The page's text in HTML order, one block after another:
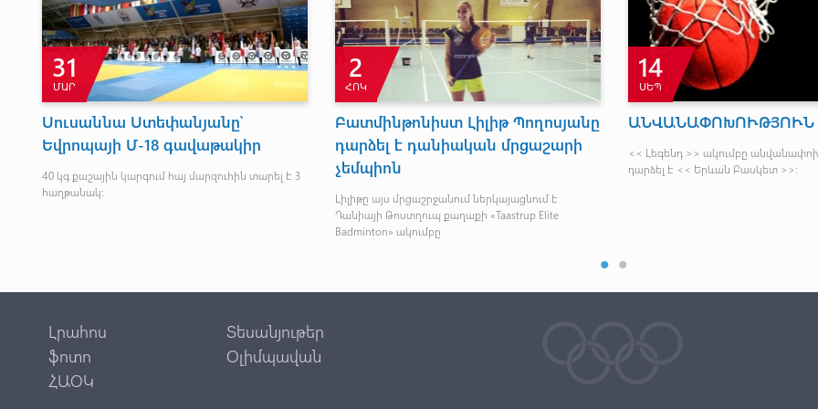
31
ՄԱՐ
Սուսաննա Ստեփանյանը՝
Եվրոպայի Մ-18 գավաթակիր
40 կգ քաշային կարգում հայ մարզուհին տարել է 3
հաղթանակ:
2
ՀՈԿ
Բատմինթոնիստ Լիլիթ Պողոսյանը
դարձել է դանիական մրցաշարի
չեմպիոն
Լիլիթը այս մրցաշրջանում ներկայացնում է
Դանիայի Թոստղուպ քաղաքի «Taastrup Elite
Badminton» ակումբը
14
ՍԵՊ
ԱՆՎԱՆԱՓՈԽՈՒԹՅՈՒՆ
<< Լեգենդ >> ակումբը
դարձել է << Երևան Բասկետ >>։
Լրահոս
Տեսանյութեր
ֆոտո
Օլիմպավան
ՀԱՕԿ